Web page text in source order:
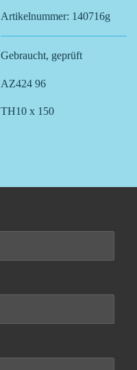
Artikelnummer: 140716g
Gebraucht, geprüft
AZ424 96
TH10 x 150